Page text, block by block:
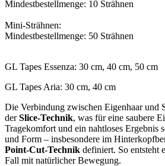
Mindestbestellmenge: 10 Strähnen
Mini-Strähnen:
Mindestbestellmenge: 50 Strähnen
GL Tapes Essenza: 30 cm, 40 cm, 50 cm
GL Tapes Aria: 30 cm, 40 cm
Die Verbindung zwischen Eigenhaar und
derSlice-Technik, was für eine saubere
Tragekomfort und ein nahtloses Ergebnis
und Form – insbesondere im
Point-Cut-Technik definiert. So entsteht
Fall mit natürlicher Bewegung.